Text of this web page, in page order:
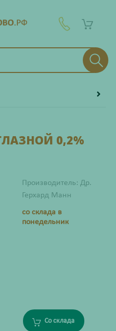
0,2%
Производитель: Др.
Герхард Манн
со склада в
понедельник
Со склада